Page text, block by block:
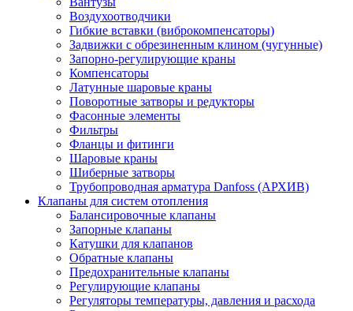
Воздухоотводчики
Гибкие вставки (виброкомпенсаторы)
Задвижки с обрезиненным клином (чугунные)
Запорно-регулирующие краны
Компенсаторы
Латунные шаровые краны
Поворотные затворы и редукторы
Фасонные элементы
Фильтры
Фланцы и фитинги
Шаровые краны
Шиберные затворы
Трубопроводная арматура Danfoss (АРХИВ)
Клапаны для систем отопления
Балансировочные клапаны
Запорные клапаны
Катушки для клапанов
Обратные клапаны
Предохранительные клапаны
Регулирующие клапаны
Регуляторы температуры, давления и расхода